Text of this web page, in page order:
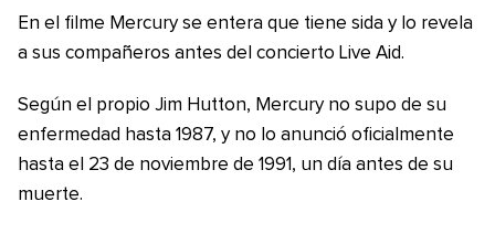
En el filme Mercury se entera que tiene sida y lo revela
a sus compañeros antes del concierto Live Aid.
Según el propio Jim Hutton, Mercury no supo de su
enfermedad hasta 1987, y no lo anunció oficialmente
hasta el 23 de noviembre de 1991, un día antes de su
muerte.